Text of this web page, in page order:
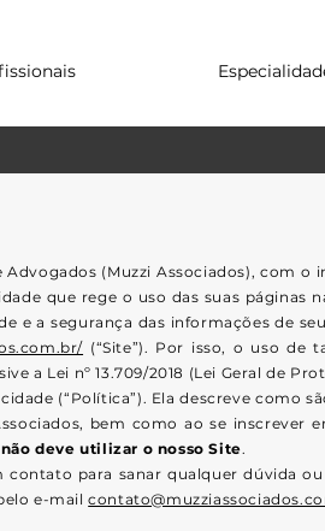
(Muzzi Associados), com
que rege o uso das suas páginas
e a segurança das informações de
(“Site”). Por isso, o uso de
a Lei nº 13.709/2018 (Lei Geral de
(“Política”). Ela descreve como
bem como ao se
deve utilizar o nosso Site.
para sanar qualquer dúvida
e-mail